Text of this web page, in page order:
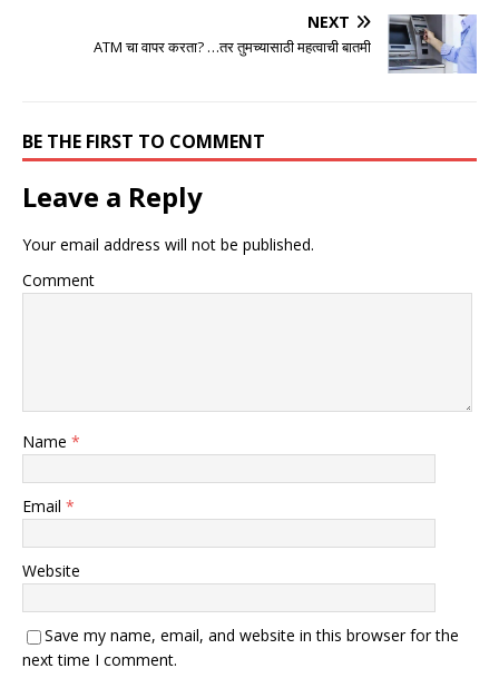
NEXT
ATM चा वापर करता? …तर तुमच्यासाठी महत्वाची बातमी
BE THE FIRST TO COMMENT
Leave a Reply
Your email address will not be published.
Comment
Name *
Email *
Website
Save my name, email, and website in this browser for the
next time I comment.